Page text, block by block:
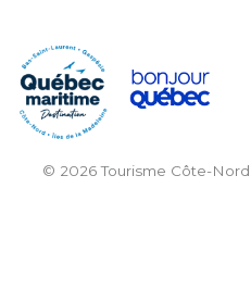
© 2026 Tourisme Côte-Nord.